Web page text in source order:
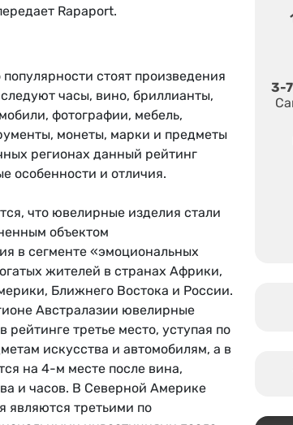
Rapaport.
стоят произведения
часы, вино, бриллианты,
фотографии, мебель,
монеты, марки и предметы
регионах данный рейтинг
особенности и отличия.
что ювелирные изделия стали
объектом
в сегменте «эмоциональных
жителей в странах Африки,
Ближнего Востока и России.
Австралазии ювелирные
рейтинге третье место, уступая по
искусства и автомобилям, а в
на 4-м месте после вина,
и часов. В Северной Америке
являются третьими по
3-